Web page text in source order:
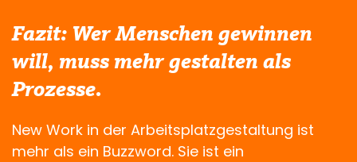
Fazit: Wer Menschen gewinnen
will, muss mehr gestalten als
Prozesse.
New Work in der Arbeitsplatzgestaltung ist
mehr als ein Buzzword. Sie ist ein